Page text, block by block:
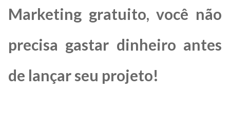
Marketing gratuito, você não
precisa gastar dinheiro antes
de lançar seu projeto!